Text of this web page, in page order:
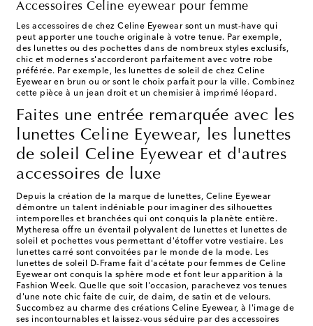
Accessoires Celine eyewear pour femme
Les accessoires de chez Celine Eyewear sont un must-have qui
peut apporter une touche originale à votre tenue. Par exemple,
des lunettes ou des pochettes dans de nombreux styles exclusifs,
chic et modernes s'accorderont parfaitement avec votre robe
préférée. Par exemple, les lunettes de soleil de chez Celine
Eyewear en brun ou or sont le choix parfait pour la ville. Combinez
cette pièce à un jean droit et un chemisier à imprimé léopard.
Faites une entrée remarquée avec les
lunettes Celine Eyewear, les lunettes
de soleil Celine Eyewear et d'autres
accessoires de luxe
Depuis la création de la marque de lunettes, Celine Eyewear
démontre un talent indéniable pour imaginer des silhouettes
intemporelles et branchées qui ont conquis la planète entière.
Mytheresa offre un éventail polyvalent de lunettes et lunettes de
soleil et pochettes vous permettant d'étoffer votre vestiaire. Les
lunettes carré sont convoitées par le monde de la mode. Les
lunettes de soleil D-Frame fait d'acétate pour femmes de Celine
Eyewear ont conquis la sphère mode et font leur apparition à la
Fashion Week. Quelle que soit l'occasion, parachevez vos tenues
d'une note chic faite de cuir, de daim, de satin et de velours.
Succombez au charme des créations Celine Eyewear, à l'image de
ses incontournables et laissez-vous séduire par des accessoires